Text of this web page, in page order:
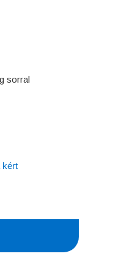
sorral
kért